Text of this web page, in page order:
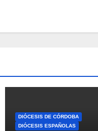
DIÓCESIS DE CÓRDOBA
DIÓCESIS ESPAÑOLAS